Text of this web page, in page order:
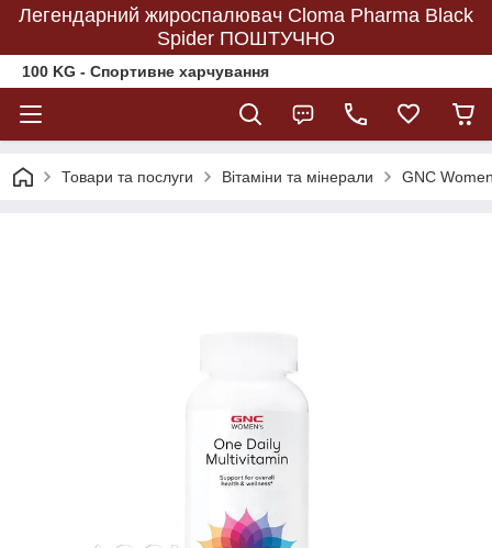
Легендарний жироспалювач Cloma Pharma Black
Spider ПОШТУЧНО
100 KG - Спортивне харчування
Товари та послуги Вітаміни та мінерали GNC